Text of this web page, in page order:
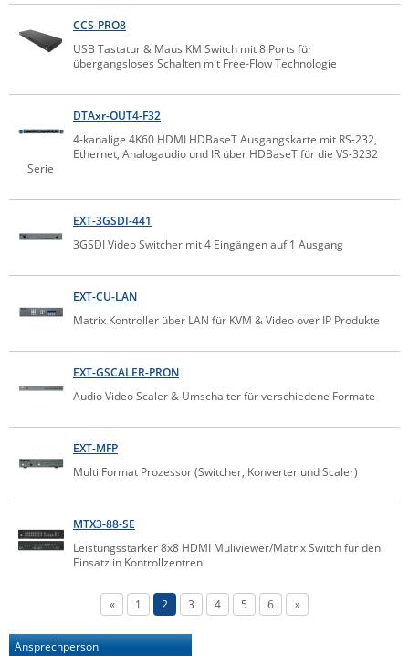
Sunbird
Tactical Software
Teltonika
Unwired Networks
WATTECO
Westermo
Yuasa
ZPE Systems
News zu unseren Herstellern
CCS-PRO8
USB Tastatur & Maus KM Switch mit 8 Ports für
übergangsloses Schalten mit Free-Flow Technologie
DTAxr-OUT4-F32
4-kanalige 4K60 HDMI HDBaseT Ausgangskarte mit RS-232,
Ethernet, Analogaudio und IR über HDBaseT für die VS-3232
Serie
EXT-3GSDI-441
3GSDI Video Switcher mit 4 Eingängen auf 1 Ausgang
EXT-CU-LAN
Matrix Kontroller über LAN für KVM & Video over IP Produkte
EXT-GSCALER-PRON
Audio Video Scaler & Umschalter für verschiedene Formate
EXT-MFP
Multi Format Prozessor (Switcher, Konverter und Scaler)
MTX3-88-SE
Leistungsstarker 8x8 HDMI Muliviewer/Matrix Switch für den
Einsatz in Kontrollzentren
« 1 2 3 4 5 6 »
Ansprechperson